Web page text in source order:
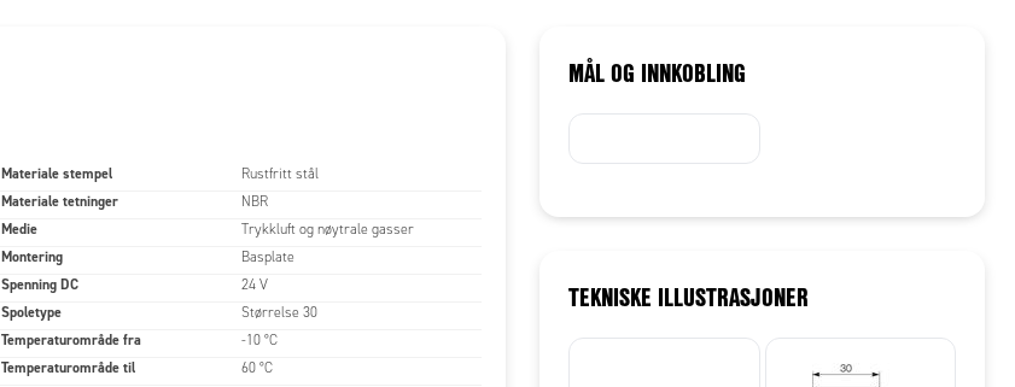
Materiale stempel Rustfritt stål
Materiale tetninger NBR
Medie Trykkluft og nøytrale gasser
Montering Basplate
Spenning DC 24 V
Spoletype Størrelse 30
Temperaturområde fra -10 °C
Temperaturområde til 60 °C
MÅL OG INNKOBLING
TEKNISKE ILLUSTRASJONER